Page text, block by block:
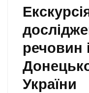
речовин
України